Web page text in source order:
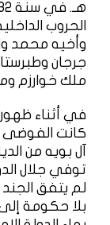
الحروب
وأخيه محمد
ملك خوارزم
في أثناء
كانت الفوضى
آل بويه من
لم يتفق
بلا حكومة إلى